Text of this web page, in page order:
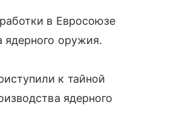
в Евросоюзе
ядерного оружия.
к тайной
ядерного